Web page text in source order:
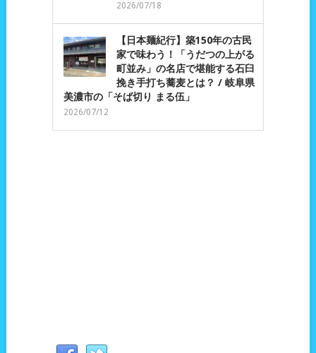
2026/07/18
【日本麺紀行】築150年の古民
家で味わう！「うだつの上がる
町並み」の名店で堪能する石臼
挽き手打ち蕎麦とは？ / 岐阜県
美濃市の「そば切り まる伍」
2026/07/12